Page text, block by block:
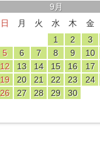
9月
日
月 火 水 木
金
1
2
3
5
6 7 8 9
10
12
13 14 15 16
17
19
20 21 22 23
24
26
27 28 29 30